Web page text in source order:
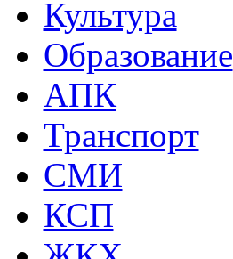
Культура
Образование
АПК
Транспорт
СМИ
КСП